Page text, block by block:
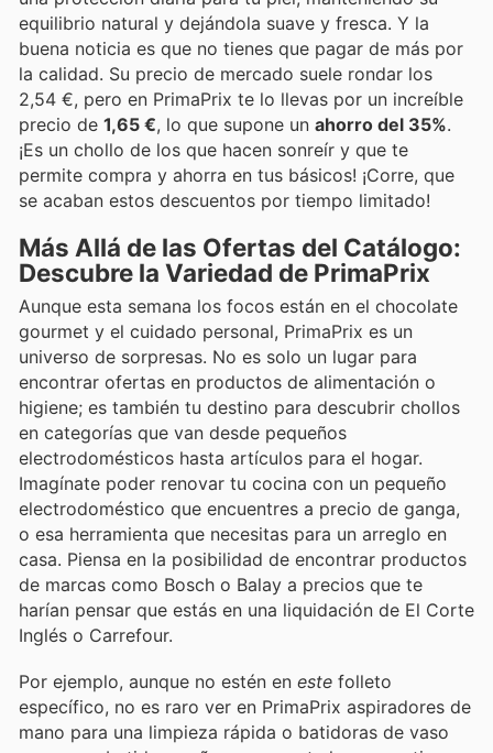
equilibrio natural y dejándola suave y fresca. Y la
buena noticia es que no tienes que pagar de más por
la calidad. Su precio de mercado suele rondar los
2,54 €, pero en PrimaPrix te lo llevas por un increíble
precio de 1,65 €, lo que supone un ahorro del 35%.
¡Es un chollo de los que hacen sonreír y que te
permite compra y ahorra en tus básicos! ¡Corre, que
se acaban estos descuentos por tiempo limitado!
Más Allá de las Ofertas del Catálogo:
Descubre la Variedad de PrimaPrix
Aunque esta semana los focos están en el chocolate
gourmet y el cuidado personal, PrimaPrix es un
universo de sorpresas. No es solo un lugar para
encontrar ofertas en productos de alimentación o
higiene; es también tu destino para descubrir chollos
en categorías que van desde pequeños
electrodomésticos hasta artículos para el hogar.
Imagínate poder renovar tu cocina con un pequeño
electrodoméstico que encuentres a precio de ganga,
o esa herramienta que necesitas para un arreglo en
casa. Piensa en la posibilidad de encontrar productos
de marcas como Bosch o Balay a precios que te
harían pensar que estás en una liquidación de El Corte
Inglés o Carrefour.
Por ejemplo, aunque no estén en este folleto
específico, no es raro ver en PrimaPrix aspiradores de
mano para una limpieza rápida o batidoras de vaso